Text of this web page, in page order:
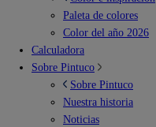
Paleta de colores
Color del año 2026
Calculadora
Sobre Pintuco
Sobre Pintuco
Nuestra historia
Noticias